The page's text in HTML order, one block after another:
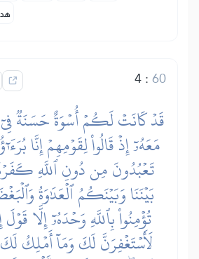
4:60
قَدۡ كَانَتۡ لَكُمۡ أُسۡوَةٌ حَسَنَةٞ فِيٓ
مَعَهُۥٓ إِذۡ قَالُواْ لِقَوۡمِهِمۡ إِنَّا
تَعۡبُدُونَ مِن دُونِ ٱللَّهِ
بَيۡنَنَا وَبَيۡنَكُمُ ٱلۡعَدَٰوَةُ
تُؤۡمِنُواْ بِٱللَّهِ وَحۡدَهُۥٓ إِلَّا
لَأَسۡتَغۡفِرَنَّ لَكَ وَمَآ أَمۡلِكُ